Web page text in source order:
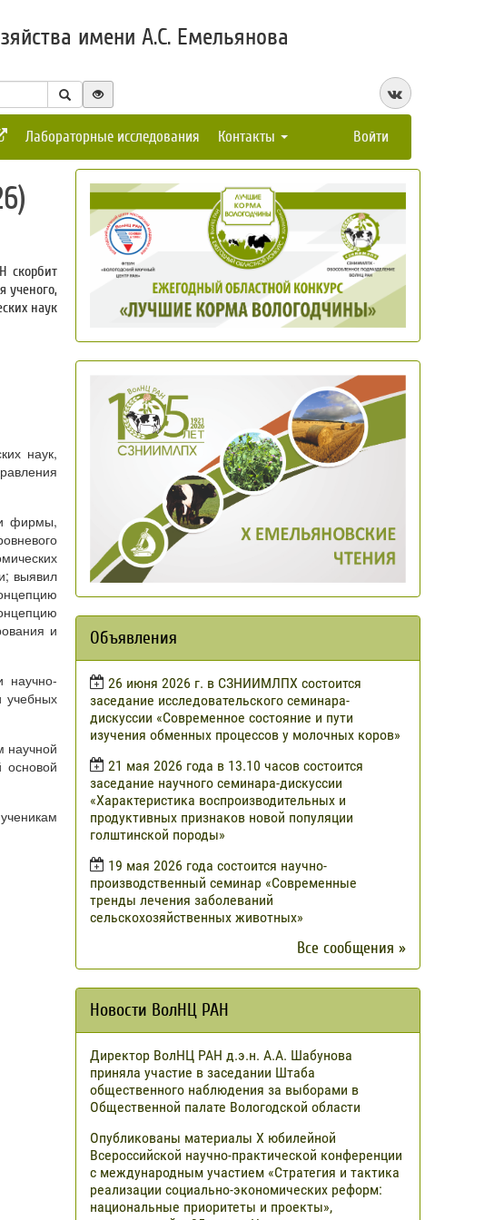
имени А.С. Емельянова
Лабораторные исследования Контакты Войти
скорбит
ученого,
наук
наук,
фирмы,
выявил
и
научно-
учебных
научной
основой
Объявления
​26 июня 2026 г. в СЗНИИМЛПХ состоится
заседание исследовательского семинара-
дискуссии «Современное состояние и пути
изучения обменных процессов у молочных коров»
21 мая 2026 года в 13.10 часов состоится
заседание научного семинара-дискуссии
«Характеристика воспроизводительных и
продуктивных признаков новой популяции
голштинской породы»
19 мая 2026 года состоится научно-
производственный семинар «Современные
тренды лечения заболеваний
сельскохозяйственных животных»
Все сообщения »
Новости ВолНЦ РАН
Директор ВолНЦ РАН д.э.н. А.А. Шабунова
приняла участие в заседании Штаба
общественного наблюдения за выборами в
Общественной палате Вологодской области
Опубликованы материалы X юбилейной
Всероссийской научно-практической конференции
с международным участием «Стратегия и тактика
реализации социально-экономических реформ:
национальные приоритеты и проекты»,